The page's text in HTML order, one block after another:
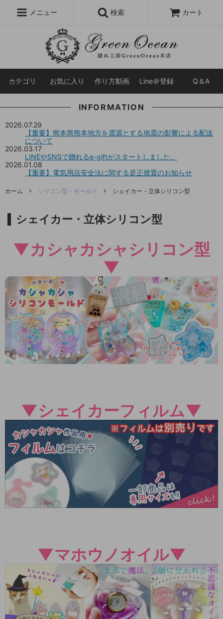
メニュー 検索 カート
カテゴリ お気に入り 作り方動画 Line＠登録 Q＆A
INFORMATION
2026.07.29
【重要】熊本県熊本地方を震源とする地震の影響による配送
について
2026.03.17
LINEやSNSで贈れるe-giftがスタートしました。
2026.01.08
【重要】電気用品安全法に関する是正措置のお知らせ
ホーム シリコン型・モールド シェイカー・立体シリコン型
シェイカー・立体シリコン型
▼カシャカシャシリコン型
▼
▼シェイカーフィルム▼
▼マホウノオイル▼
シリコンモールド